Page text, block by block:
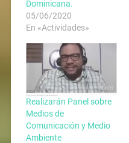
Dominicana.
05/06/2020
En «Actividades»
Realizarán Panel sobre
Medios de
Comunicación y Medio
Ambiente